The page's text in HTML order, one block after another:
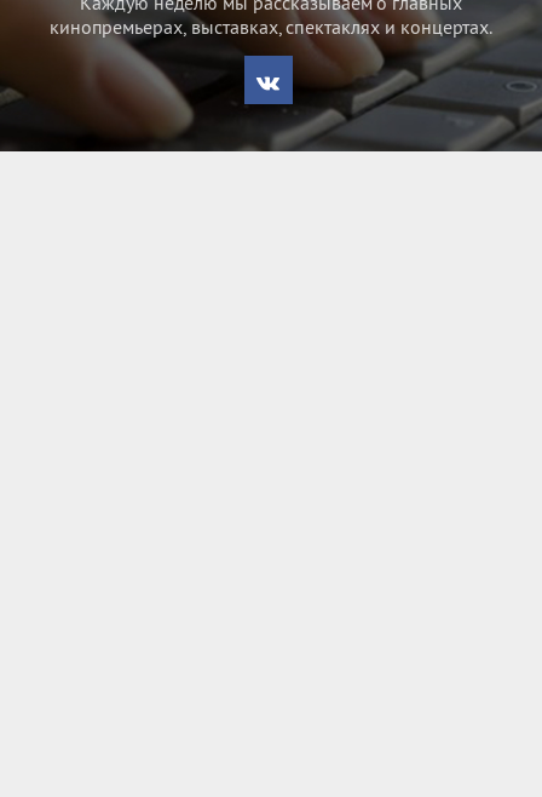
кинопремьерах, выставках, спектаклях и концертах.